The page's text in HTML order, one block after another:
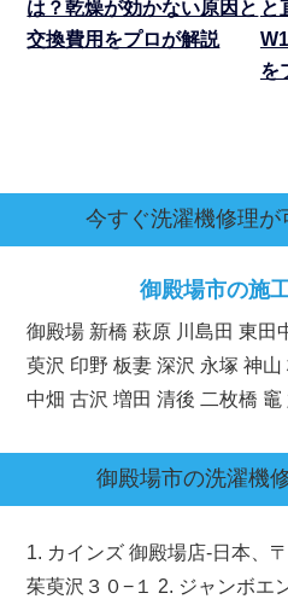
は？乾燥が効かない原因と
交換費用をプロが解説
と
を
今すぐ洗濯機修理
御殿場市の施
御殿場 新橋 萩原 川島田 東田
萸沢 印野 板妻 深沢 永塚 神
中畑 古沢 増田 清後 二枚橋 竈
御殿場市の洗濯機
1. カインズ 御殿場店-日本、
茱萸沢３０−１ 2. ジャンボエ